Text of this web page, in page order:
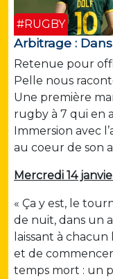
#RUGBY
Arbitrage :
Retenue pour
Pelle nous
Une première
rugby à 7 qui en
Immersion avec
au coeur de son
Mercredi 14
« Ça y est, le
de nuit, dans un
laissant à
et de commencer
temps mort : un